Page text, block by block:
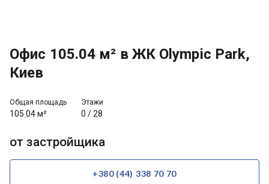
Офис 105.04 м² в ЖК Olympic Park,
Киев
Общая площадь
105.04 м²
Этажи
0 /28
от застройщика
+380 (44) 338 70 70